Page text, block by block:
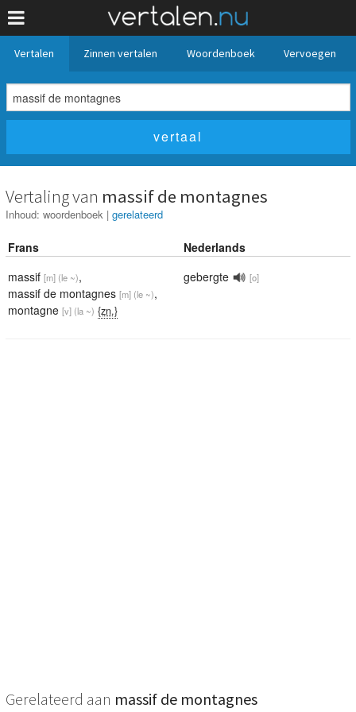
Vertalen Zinnen vertalen Woordenboek Vervoegen
Vertaling van massif de montagnes
Inhoud: woordenboek | gerelateerd
Frans
Nederlands
massif [m] (le ~),
massif de montagnes [m] (le ~),
montagne [v] (la ~) {zn.}
gebergte [o]
Gerelateerd aan massif de montagnes